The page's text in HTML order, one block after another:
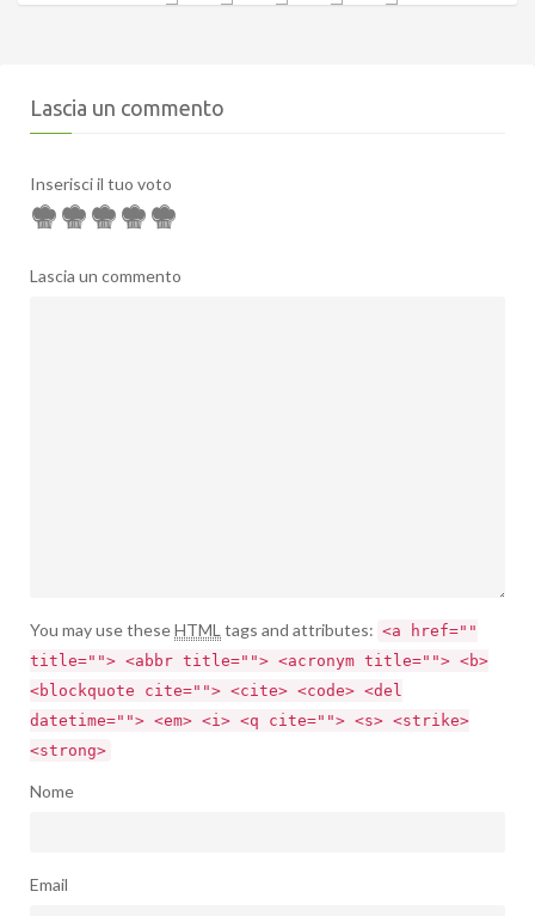
Lascia un commento
Inserisci il tuo voto
Lascia un commento
You may use theseHTML tags and attributes: <a href=""
title=""> <abbr title=""> <acronym title=""> <b>
<blockquote cite=""> <cite> <code> <del
datetime=""> <em> <i> <q cite=""> <s> <strike>
<strong>
Nome
Email